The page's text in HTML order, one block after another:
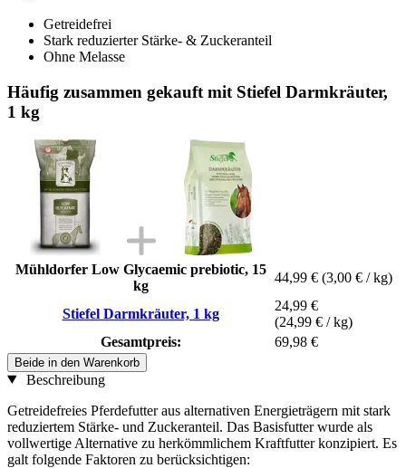
Getreidefrei
Stark reduzierter Stärke- & Zuckeranteil
Ohne Melasse
Häufig zusammen gekauft mit Stiefel Darmkräuter,
1 kg
Mühldorfer Low Glycaemic prebiotic, 15
kg
44,99 € (3,00 € / kg)
Stiefel Darmkräuter, 1 kg
24,99 €
(24,99 € / kg)
Gesamtpreis:
69,98 €
Beide in den Warenkorb
Beschreibung
Getreidefreies Pferdefutter aus alternativen Energieträgern mit stark
reduziertem Stärke- und Zuckeranteil. Das Basisfutter wurde als
vollwertige Alternative zu herkömmlichem Kraftfutter konzipiert. Es
galt folgende Faktoren zu berücksichtigen: